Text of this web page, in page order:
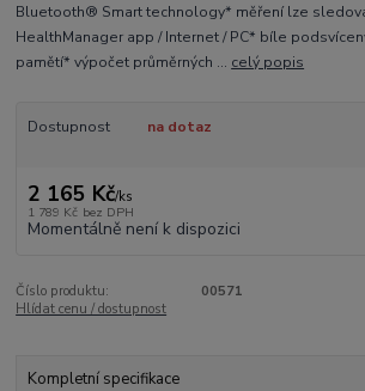
Bluetooth® Smart technology* měření lze
HealthManager app / Internet / PC* bíle
pamětí* výpočet průměrných ... celý popis
Dostupnost na dotaz
2 165 Kč/ks
1 789 Kč bez DPH
Momentálně není k dispozici
Číslo produktu:
00571
Hlídat cenu / dostupnost
Kompletní specifikace